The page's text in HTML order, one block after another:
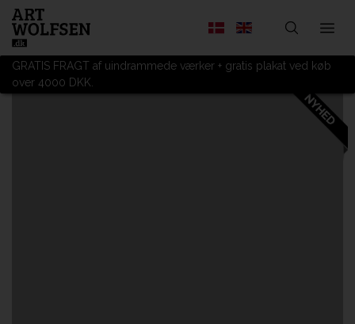
GRATIS FRAGT af uindrammede værker + gratis plakat ved køb
over 4000 DKK.